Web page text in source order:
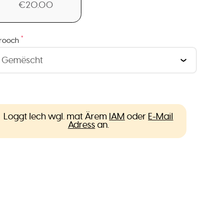
€20.00
*
Loggt Iech wgl. mat Ärem IAM oder E-Mail
Adress an.